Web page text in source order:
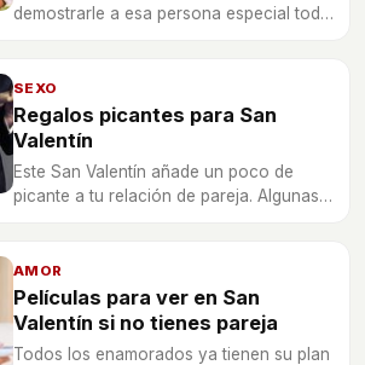
demostrarle a esa persona especial todo
SEXO
Regalos picantes para San
Valentín
Este San Valentín añade un poco de
picante a tu relación de pareja. Algunas
AMOR
Películas para ver en San
Valentín si no tienes pareja
Todos los enamorados ya tienen su plan